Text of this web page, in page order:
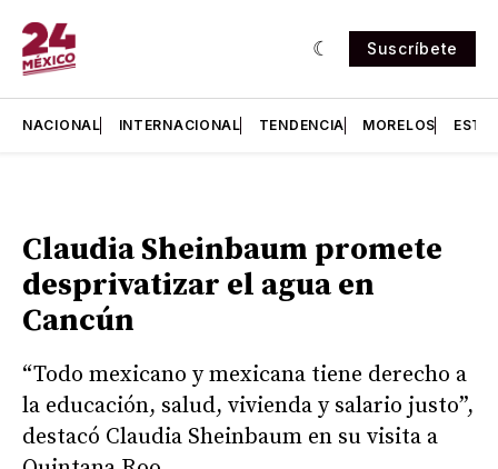
Suscríbete
NACIONAL INTERNACIONAL TENDENCIA MORELOS
Claudia Sheinbaum promete
desprivatizar el agua en
Cancún
“Todo mexicano y mexicana tiene derecho a
la educación, salud, vivienda y salario justo”,
destacó Claudia Sheinbaum en su visita a